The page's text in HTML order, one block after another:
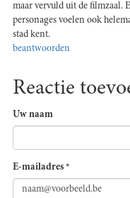
maar vervuld uit de filmzaal.
personages voelen ook
stad kent.
beantwoorden
Reactie
Uw naam
E-mailadres *